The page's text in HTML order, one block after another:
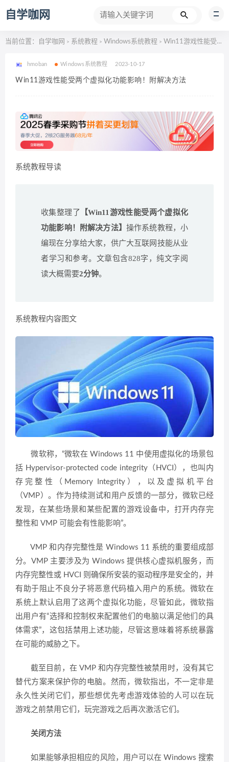
自学咖网
当前位置： 自学咖网 > 系统教程 > Windows系统教程 > Win11游戏性能受两个虚拟化功能影响！附解决方法
hmoban Windows系统教程 2023-10-17
Win11游戏性能受两个虚拟化功能影响！附解决方法
系统教程导读
收集整理了
【Win11游戏性能受两个虚拟化
功能影响！附解决方法】 操作系统教程，小
编现在分享给大家，供广大互联网技能从业
者学习和参考。文章包含828字，纯文字阅
读大概需要2分钟。
系统教程内容图文
微软称，“微软在 Windows 11 中使用虚拟化的场景包
括 Hypervisor-protected code integrity（HVCI），也叫内
存完整性（Memory Integrity），以及虚拟机平台
（VMP）。作为持续测试和用户反馈的一部分，微软已经
发现，在某些场景和某些配置的游戏设备中，打开内存完
整性和 VMP 可能会有性能影响”。
VMP 和内存完整性是 Windows 11 系统的重要组成部
分。VMP 主要涉及为 Windows 提供核心虚拟机服务，而
内存完整性或 HVCI 则确保所安装的驱动程序是安全的，并
有助于阻止不良分子将恶意代码植入用户的系统。微软在
系统上默认启用了这两个虚拟化功能，尽管如此，微软指
出用户有“选择和控制权来配置他们的电脑以满足他们的具
体需求”，这包括禁用上述功能，尽管这意味着将系统暴露
在可能的威胁之下。
截至目前，在 VMP 和内存完整性被禁用时，没有其它
替代方案来保护你的电脑。然而，微软指出，不一定非是
永久性关闭它们，那些想优先考虑游戏体验的人可以在玩
游戏之前禁用它们，玩完游戏之后再次激活它们。
关闭方法
如果能够承担相应的风险，用户可以在 Windows 搜索